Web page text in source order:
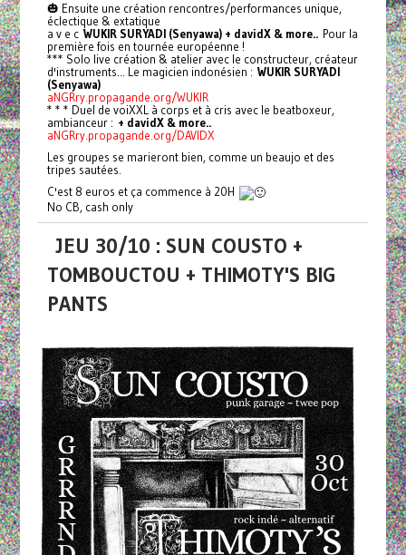
🎃 Ensuite une création rencontres/performances unique,
éclectique & extatique
a v e c WUKIR SURYADI (Senyawa) + davidX & more.. Pour la
première fois en tournée européenne !
*** Solo live création & atelier avec le constructeur, créateur
d'instruments... Le magicien indonésien : WUKIR SURYADI
(Senyawa)
aNGRry.propagande.org/WUKIR
* * * Duel de voiXXL à corps et à cris avec le beatboxeur,
ambianceur : + davidX & more..
aNGRry.propagande.org/DAVIDX
Les groupes se marieront bien, comme un beaujo et des
tripes sautées.
C'est 8 euros et ça commence à 20H
No CB, cash only
JEU 30/10 : SUN COUSTO +
TOMBOUCTOU + THIMOTY'S BIG
PANTS